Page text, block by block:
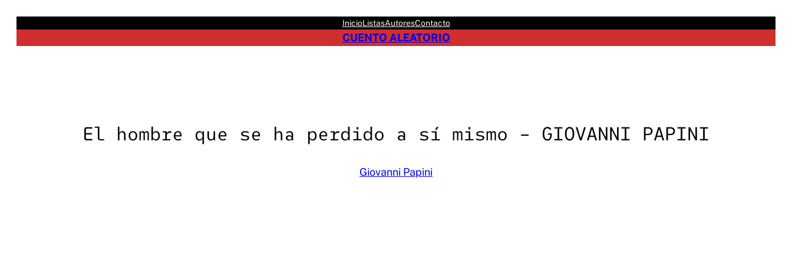
contenido
InicioListasAutoresContacto
CUENTO ALEATORIO
El hombre que se ha perdido a sí mismo – GIOVANNI PAPINI
Giovanni Papini